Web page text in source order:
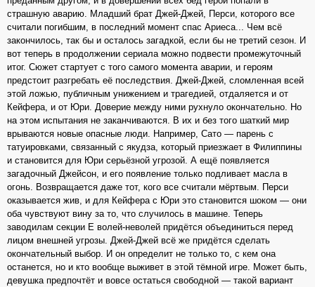
страшную аварию. Младший брат Джей-Джей, Перси, которого все
считали погибшим, в последний момент спас Ариеса... Чем всё
закончилось, так бы и осталось загадкой, если бы не третий сезон. И
вот теперь в продолжении сериала можно подвести промежуточный
итог. Сюжет стартует с того самого момента аварии, и героям
предстоит разгребать её последствия. Джей-Джей, сломленная всей
этой ложью, публичным унижением и трагедией, отдаляется и от
Кейфера, и от Юри. Доверие между ними рухнуло окончательно. Но
на этом испытания не заканчиваются. В их и без того шаткий мир
врываются новые опасные люди. Например, Сато — парень с
татуировками, связанный с якудза, который приезжает в Филиппины
и становится для Юри серьёзной угрозой. А ещё появляется
загадочный Джейсон, и его появление только подливает масла в
огонь. Возвращается даже тот, кого все считали мёртвым. Перси
оказывается жив, и для Кейфера с Юри это становится шоком — они
оба чувствуют вину за то, что случилось в машине. Теперь
заводилам секции Е волей-неволей придётся объединиться перед
лицом внешней угрозы. Джей-Джей всё же придётся сделать
окончательный выбор. И он определит не только то, с кем она
останется, но и кто вообще выживет в этой тёмной игре. Может быть,
девушка предпочтёт и вовсе остаться свободной — такой вариант